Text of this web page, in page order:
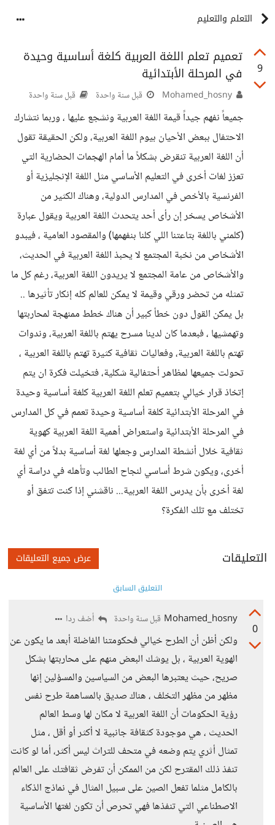
التعلم والتعليم
9
تعميم تعلم اللغة العربية كلغة أساسية وحيدة
في المرحلة الأبتدائية
قبل سنة واحدة قبل سنة واحدة
جميعاً نفهم جيداً قيمة اللغة العربية ونشجع عليها ، وربما نتشارك
الاحتفال ببعض الأحيان بيوم اللغة العربية، ولكن الحقيقة تقول
أن اللغة العربية تنقرض بشكلاً ما أمام الهجمات الحضارية التي
تعزز لغات أخرى في التعليم الأساسي مثل اللغة الإنجليزية أو
الفرنسية بالأخص في المدارس الدولية، وهناك الكثير من
الأشخاص يسخر إن رأى أحد يتحدث اللغة العربية ويقول عبارة
(كلمني باللغة بتاعتنا اللي كلنا بنفهمها) والمقصود العامية ، فيبدو
الأشخاص من نخبة المجتمع لا يحبذ اللغة العربية في الحديث،
والأشخاص من عامة المجتمع لا يريدون اللغة العربية، رغم كل ما
تمثله من تحضر ورقي وقيمة لا يمكن للعالم كله إنكار تأثيرها ..
بل يمكن القول دون خطأ كبير أن هناك خطط ممنهجة لمحاربتها
وتهمشيها ، فبعدما كان لدينا مسرح يهتم باللغة العربية، وندوات
تهتم باللغة العربية، وفعاليات ثقافية كثيرة تهتم باللغة العربية ،
تحولت جميعها لمظاهر أحتفالية شكلية، فتخيلت فكرة ان يتم
إتخاذ قرار خيالي بتعميم تعلم اللغة العربية كلغة أساسية وحيدة
في المرحلة الأبتدائية كلغة أساسية وحيدة تعمم في كل المدارس
في المرحلة الأبتدائية واستعراض أهمية اللغة العربية كهوية
ثقافية خلال أنشطة المدارس وجعلها لغة أساسية بدلاً من أي لغة
أخرى، ويكون شرط أساسي لنجاح الطالب وتأهله في دراسة أي
لغة أخرى بأن يدرس اللغة العربية... ناقشني إذا كنت تتفق أو
تختلف مع تلك الفكرة؟
التعليقات عرض جميع التعليقات
التعليق السابق
0
Mohamed_hosny قبل سنة واحدة أضف ردا
ولكن أظن أن الطرح خيالي فحكومتنا الفاضلة أبعد ما يكون عن
الهوية العربية ، بل يوشك البعض منهم على محاربتها بشكل
صريح، حيث يعتبرها البعض من السياسين والمسؤلين إنها
مظهر من مظهر التخلف ، هناك صديق بالمساهمة طرح نفس
رؤية الحكومات أن اللغة العربية لا مكان لها وسط العالم
الحديث ، هي موجودة كثقافة جانبية لا أكثر أو أقل ، مثل
تمثال أثري يتم وضعه في متحف للتراث ليس أكثر، أما لو كانت
تنفذ ذلك المقترح لكن من الممكن أن تفرض ثقافتك على العالم
بالكامل مثلما تفعل الصين على سبيل المثال في نماذج الذكاء
الاصطناعي التي تنفذها فهي تحرص أن تكون لغتها الأساسية